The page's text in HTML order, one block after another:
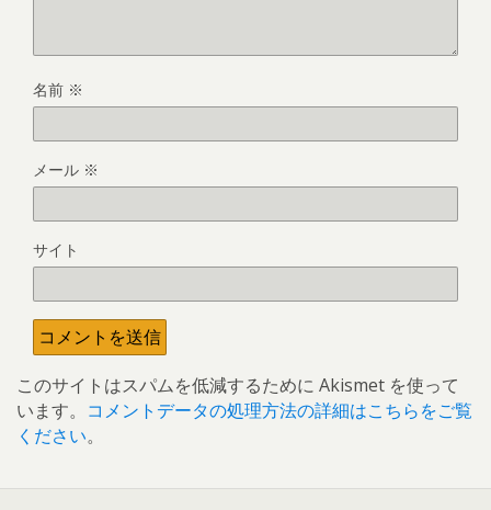
名前 ※
メール ※
サイト
このサイトはスパムを低減するために Akismet を使って
います。 コメントデータの処理方法の詳細はこちらをご覧
ください。